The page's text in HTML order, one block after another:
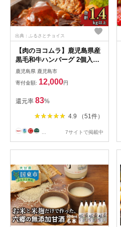
出典：ふるさとチョイス
【肉のヨコムラ】鹿児島県産
黒毛和牛ハンバーグ 2個入×6
パック
鹿児島県 鹿児島市
寄付金額: 12,000円
還元率 83%
4.9 （51件）
7サイトで掲載中